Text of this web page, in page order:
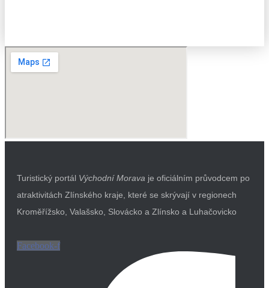
Turistický portál Východní Morava je oficiálním průvodcem po
atraktivitách Zlínského kraje, které se skrývají v regionech
Kroměřížsko, Valašsko, Slovácko a Zlínsko a Luhačovicko
Facebook-f